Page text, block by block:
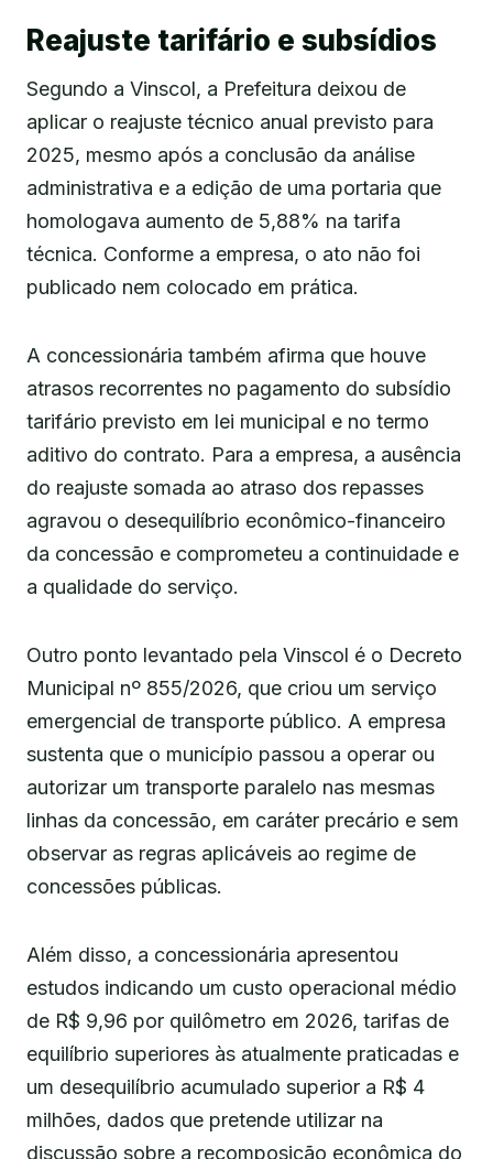
Reajuste tarifário e subsídios
Segundo a Vinscol, a Prefeitura deixou de
aplicar o reajuste técnico anual previsto para
2025, mesmo após a conclusão da análise
administrativa e a edição de uma portaria que
homologava aumento de 5,88% na tarifa
técnica. Conforme a empresa, o ato não foi
publicado nem colocado em prática.
A concessionária também afirma que houve
atrasos recorrentes no pagamento do subsídio
tarifário previsto em lei municipal e no termo
aditivo do contrato. Para a empresa, a ausência
do reajuste somada ao atraso dos repasses
agravou o desequilíbrio econômico-financeiro
da concessão e comprometeu a continuidade e
a qualidade do serviço.
Outro ponto levantado pela Vinscol é o Decreto
Municipal nº 855/2026, que criou um serviço
emergencial de transporte público. A empresa
sustenta que o município passou a operar ou
autorizar um transporte paralelo nas mesmas
linhas da concessão, em caráter precário e sem
observar as regras aplicáveis ao regime de
concessões públicas.
Além disso, a concessionária apresentou
estudos indicando um custo operacional médio
de R$ 9,96 por quilômetro em 2026, tarifas de
equilíbrio superiores às atualmente praticadas e
um desequilíbrio acumulado superior a R$ 4
milhões, dados que pretende utilizar na
discussão sobre a recomposição econômica do